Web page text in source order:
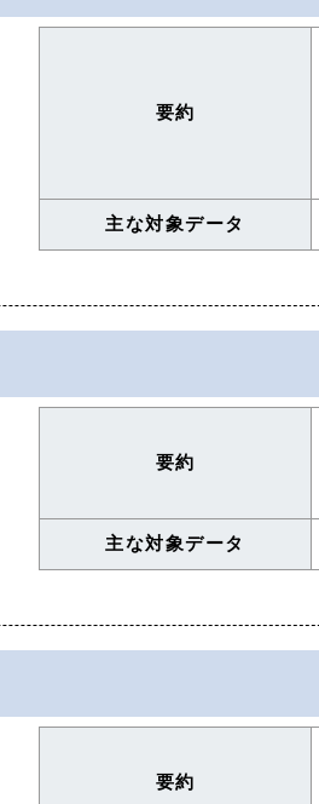
要約
主な対象データ
要約
主な対象データ
要約